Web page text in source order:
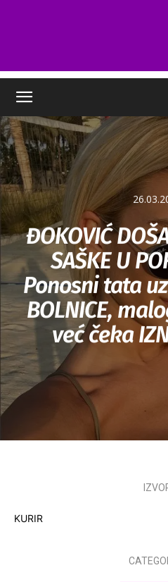
ĐOKOVIĆ
SAŠKE U
Ponosni tata
BOLNICE,
već čeka
KURIR